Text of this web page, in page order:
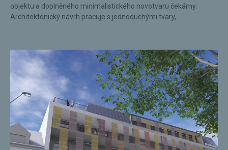
objektu a doplněného minimalistického novotvaru čekárny.
Architektonický návrh pracuje s jednoduchými tvary,...